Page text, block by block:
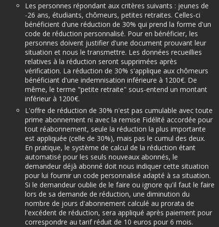
Les personnes répondant aux critères suivants : jeunes de
-26 ans, étudiants, chômeurs, petites retraites. Celles-ci
bénéficient d'une réduction de 30% qui prend la forme d'un
code de réduction personnalisé. Pour en bénéficier, les
personnes doivent justifier d'une document prouvant leur
situation et nous le transmettre. Les données recueillies
relatives à la réduction seront supprimées après
vérification. La réduction de 30% s'applique aux chômeurs
bénéficiant d'une indemnisation inférieure à 1200€. De
même, le terme "petite retraite" sous-entend un montant
inférieur à 1200€.
L'offre de réduction de 30% n'est pas cumulable avec toute
prime abonnement ni avec la remise Fidélité accordée pour
tout réabonnement, seule la réduction la plus importante
est appliquée (celle de 30%), mais pas le cumul des deux.
En pratique, le système de calcul de la réduction étant
automatisé pour les seuls nouveaux abonnés, le
demandeur déjà abonné doit nous indiquer cette situation
pour lui fournir un code personnalisé adapté à sa situation.
Si le demandeur oublie de le faire ou ignore qu'il faut le faire
lors de sa demande de réduction, une diminution du
nombre de jours d'abonnement calculé au prorata de
l'excédent de réduction, sera appliqué après paiement pour
correspondre au tarif réduit de 10 euros pour 6 mois.